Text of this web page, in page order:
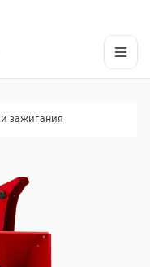
зажигания